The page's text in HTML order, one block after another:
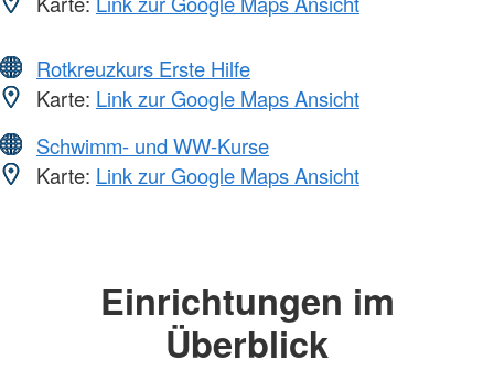
Rotkreuzkurs Erste Hilfe
Karte: Link zur Google Maps Ansicht
Schwimm- und WW-Kurse
Karte: Link zur Google Maps Ansicht
Einrichtungen im
Überblick